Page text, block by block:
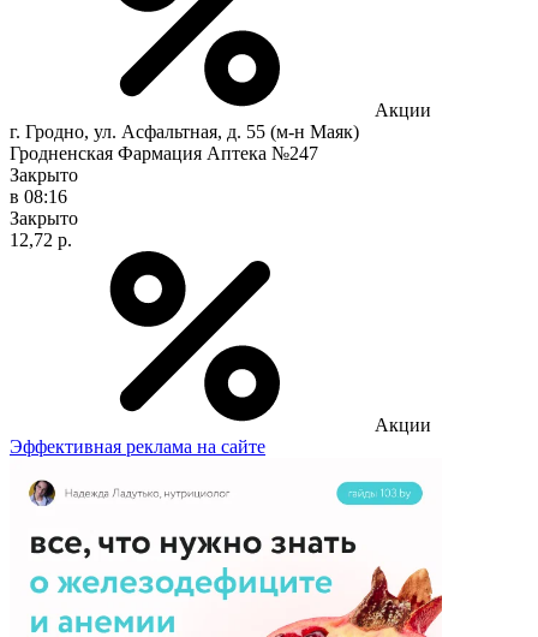
Акции
г. Гродно, ул. Асфальтная, д. 55 (м-н Маяк)
Гродненская Фармация Аптека №247
Закрыто
в 08:16
Закрыто
12,72 р.
Акции
Эффективная реклама на сайте